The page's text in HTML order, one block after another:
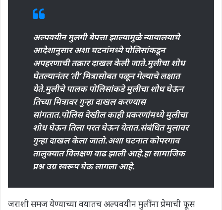
अल्पवयीन मुलगी बेपत्ता झाल्यामुळे न्यायालयाचे
आदेशानुसार अशा घटनांमध्ये पोलिसांकडून
अपहरणाची तक्रार दाखल केली जाते.मुलीचा शोध
घेतल्यानंतर ‘ती’ मित्रासोबत पळून गेल्याचे लक्षात
येते.मुलीचे पालक पोलिसांकडे मुलीचा शोध घेऊन
तिच्या मित्रावर गुन्हा दाखल करण्यास
सांगतात.पोलिस देखील काही प्रकरणांमध्ये मुलीचा
शोध घेऊन तिला परत घेऊन येतात.संबंधित मुलावर
गुन्हा दाखल केला जातो.अशा घटनात कोपरगाव
तालुक्यात विलक्षण वाढ झाली आहे.हा सामाजिक
प्रश्न उग्र स्वरूप घेऊ लागला आहे.
जराशी समज येण्याच्या वयातच अल्पवयीन मुलींना प्रेमाची फूस